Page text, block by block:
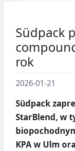
Südpack
rok
2026-01-21
Südpack
StarBlend, w
KPA w Ulm